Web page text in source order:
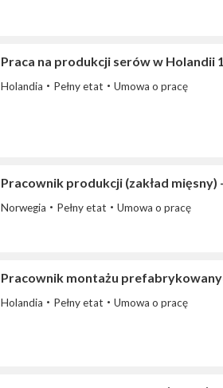
Praca na produkcji serów w Holandii
Holandia Pełny etat Umowa o pracę
Pracownik produkcji (zakład mięsny)
Norwegia Pełny etat Umowa o pracę
Pracownik montażu
Holandia Pełny etat Umowa o pracę